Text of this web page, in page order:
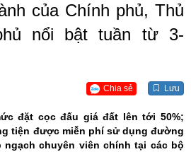
của Chính phủ, Thủ
nổi bật tuần từ 3-
Chia sẻ Lưu
đặt cọc đấu giá đất lên tới 50%;
tiện được miễn phí sử dụng đường
chuyên viên chính tại các bộ